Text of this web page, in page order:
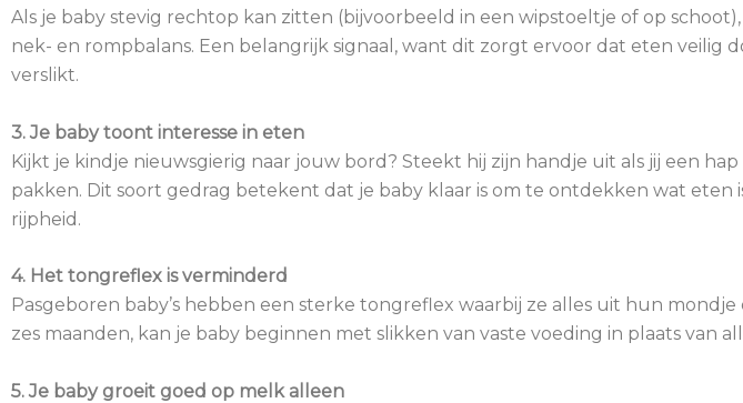
Als je baby stevig rechtop kan zitten (bijvoorbeeld in een wipstoeltje of op
nek- en rompbalans. Een belangrijk signaal, want dit zorgt ervoor dat eten veilig
verslikt.
3. Je baby toont interesse in eten
Kijkt je kindje nieuwsgierig naar jouw bord? Steekt hij zijn handje uit als jij een
pakken. Dit soort gedrag betekent dat je baby klaar is om te ontdekken wat eten
rijpheid.
4. Het tongreflex is verminderd
Pasgeboren baby’s hebben een sterke tongreflex waarbij ze alles uit hun
zes maanden, kan je baby beginnen met slikken van vaste voeding in plaats van
5. Je baby groeit goed op melk alleen